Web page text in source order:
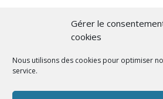
Gérer le
cookies
Nous utilisons des cookies pour optimiser
service.
Cità di